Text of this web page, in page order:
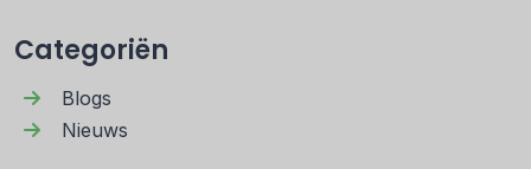
Categoriën
Blogs
Nieuws